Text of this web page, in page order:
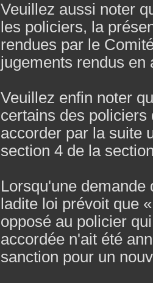
Veuillez aussi noter
les policiers, la
rendues par le
jugements rendus en
Veuillez enfin noter
certains des policiers
accorder par la suite
section 4 de la
Lorsqu'une
ladite loi prévoit que
opposé au policier
accordée n'ait été
sanction pour un